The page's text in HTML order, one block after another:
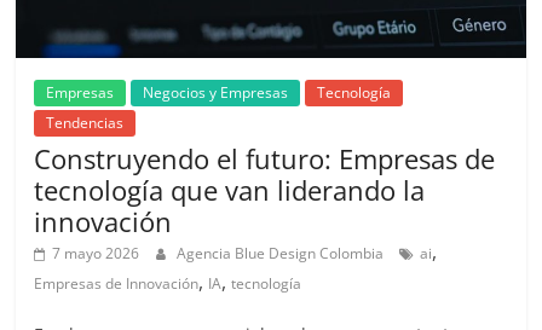
Publicitarias,
Empresas,
Negocios,
Tendencias,
Trendings,
Dinero,
Economía,
Diseño
Web,
Empresas Negocios y Empresas
Tecnología
Tendencias
Construyendo el futuro: Empresas de
tecnología que van liderando la
innovación
7 mayo 2026 Agencia Blue Design Colombia ai,
Empresas de Innovación, IA,tecnología